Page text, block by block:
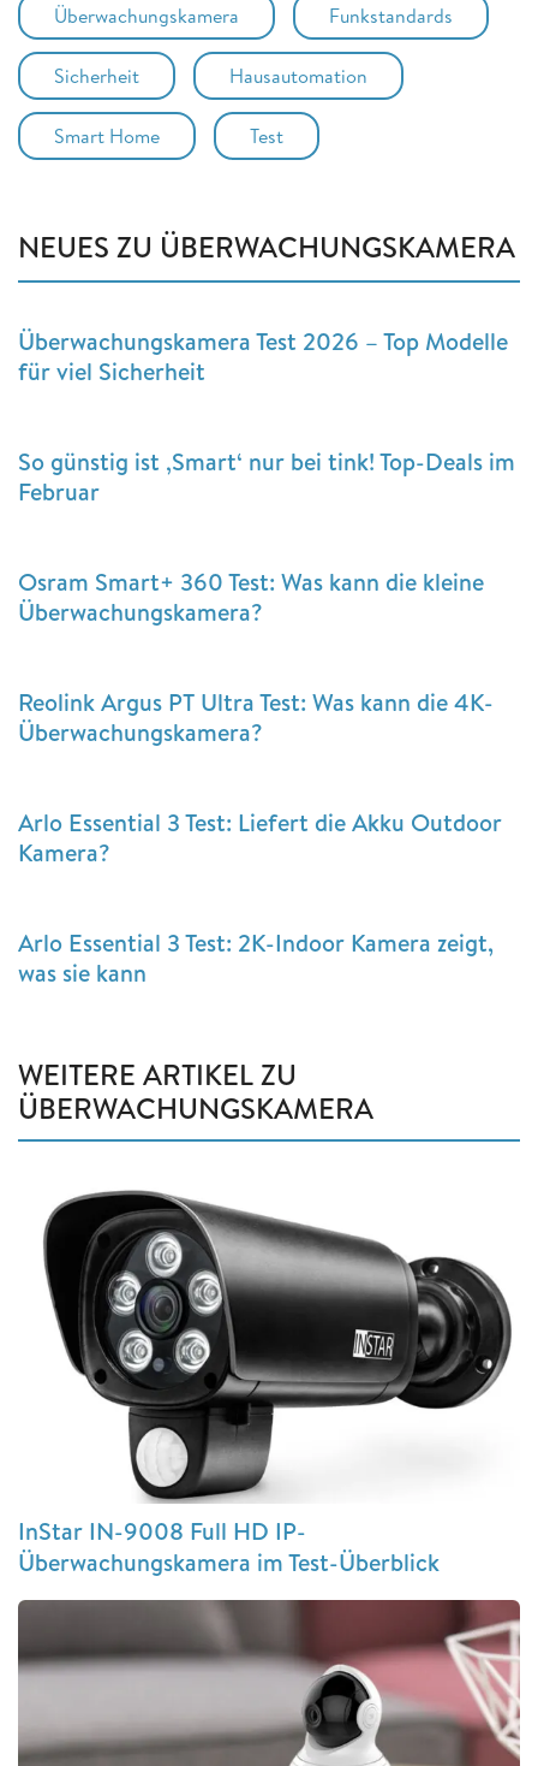
Überwachungskamera Funkstandards
Sicherheit Hausautomation
Smart Home Test
NEUES ZU ÜBERWACHUNGSKAMERA
Überwachungskamera Test 2026 – Top Modelle
für viel Sicherheit
So günstig ist ‚Smart‘ nur bei tink! Top-Deals im
Februar
Osram Smart+ 360 Test: Was kann die kleine
Überwachungskamera?
Reolink Argus PT Ultra Test: Was kann die 4K-
Überwachungskamera?
Arlo Essential 3 Test: Liefert die Akku Outdoor
Kamera?
Arlo Essential 3 Test: 2K-Indoor Kamera zeigt,
was sie kann
WEITERE ARTIKEL ZU
ÜBERWACHUNGSKAMERA
InStar IN-9008 Full HD IP-
Überwachungskamera im Test-Überblick